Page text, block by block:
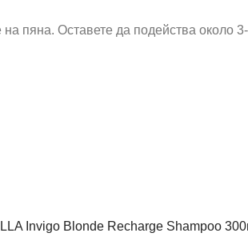
пяна. Оставете да подейства около
Invigo Blonde Recharge Shampoo